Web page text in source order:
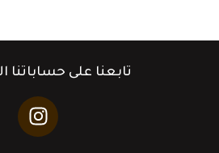
تابعنا على حساباتنا